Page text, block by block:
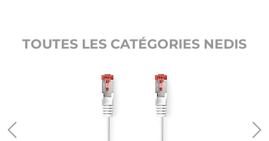
TOUTES LES CATÉGORIES NEDIS